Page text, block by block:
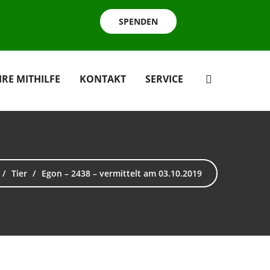
SPENDEN
MITHILFE KONTAKT SERVICE
Tier Egon – 2438 – vermittelt am 03.10.2019